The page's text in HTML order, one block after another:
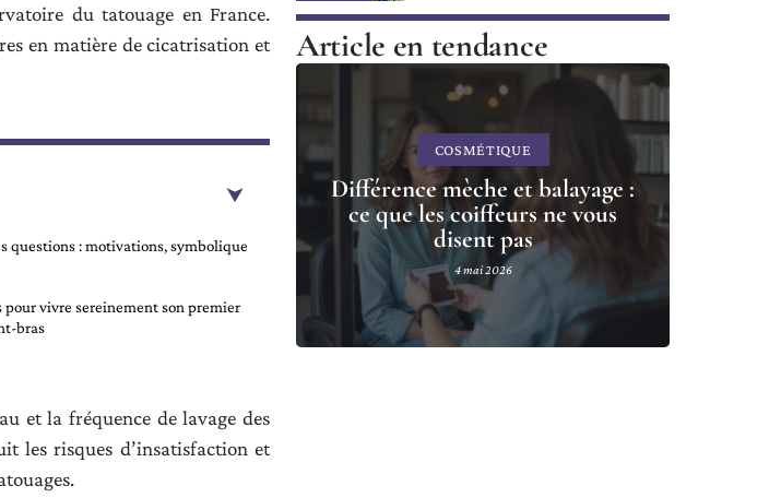
du tatouage en France.
en matière de cicatrisation et
questions : motivations, symbolique
pour vivre sereinement son premier
bras
et la fréquence de lavage des
les risques d’insatisfaction et
Article en tendance
COSMÉTIQUE
Différence mèche et balayage :
ce que les coiffeurs ne vous
disent pas
4 mai 2026